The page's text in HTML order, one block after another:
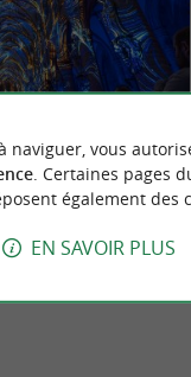
vivez une aventure
Sainte-Marie
naviguer, vous
. Certaines pages
également des
EN SAVOIR PLUS